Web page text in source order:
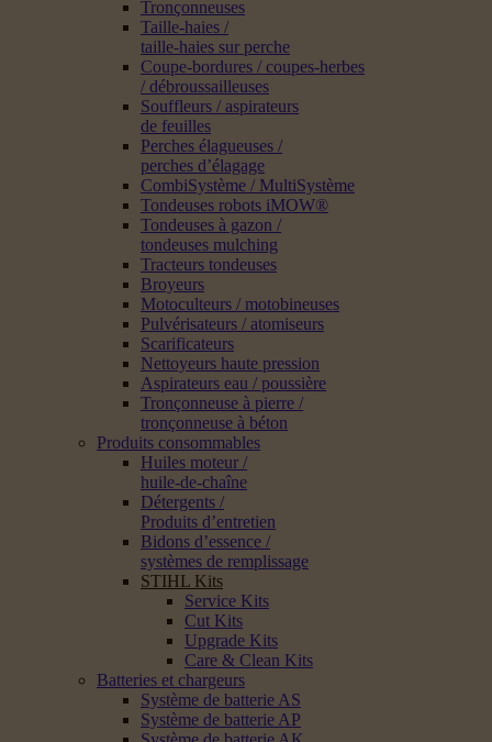
Tronçonneuses
Taille-haies /
taille-haies sur perche
Coupe-bordures / coupes-herbes
/ débroussailleuses
Souffleurs / aspirateurs
de feuilles
Perches élagueuses /
perches d’élagage
CombiSystème / MultiSystème
Tondeuses robots iMOW®
Tondeuses à gazon /
tondeuses mulching
Tracteurs tondeuses
Broyeurs
Motoculteurs / motobineuses
Pulvérisateurs / atomiseurs
Scarificateurs
Nettoyeurs haute pression
Aspirateurs eau / poussière
Tronçonneuse à pierre /
tronçonneuse à béton
Produits consommables
Huiles moteur /
huile-de-chaîne
Détergents /
Produits d’entretien
Bidons d’essence /
systèmes de remplissage
STIHL Kits
Service Kits
Cut Kits
Upgrade Kits
Care & Clean Kits
Batteries et chargeurs
Système de batterie AS
Système de batterie AP